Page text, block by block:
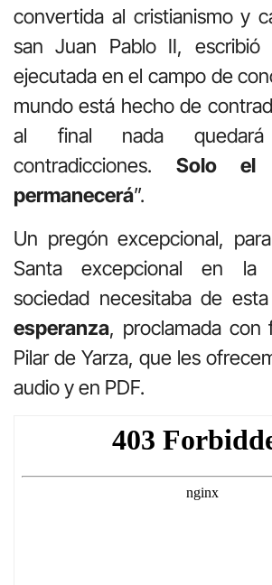
convertida al cristianismo y
san Juan Pablo II,
ejecutada en el campo de
mundo está hecho de
al final nada
contradicciones. Solo el
permanecerá”.
Un pregón excepcional,
Santa excepcional en la
sociedad necesitaba de esta
esperanza, proclamada
Pilar de Yarza, que les
audio y en PDF.